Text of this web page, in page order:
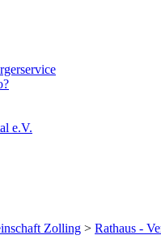
e.V.
Zolling > Rathaus -